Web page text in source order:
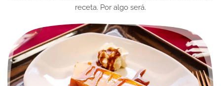
receta. Por algo será.